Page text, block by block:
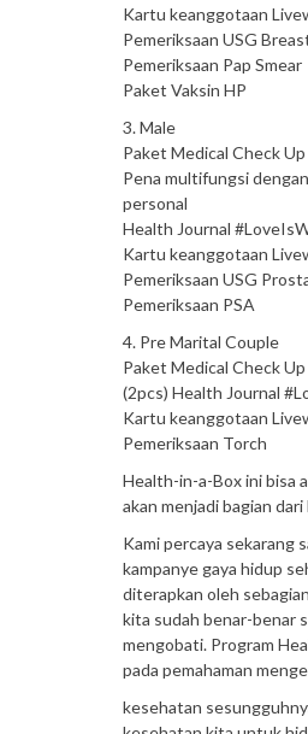
Kartu keanggotaan
Pemeriksaan USG
Pemeriksaan Pap Smear
Paket Vaksin HP
3. Male
Paket Medical Check Up
Pena multifungsi
personal
Health Journal
Kartu keanggotaan
Pemeriksaan USG
Pemeriksaan PSA
4. Pre Marital Couple
Paket Medical Check
(2pcs) Health Journal
Kartu keanggotaan
Pemeriksaan Torch
Health-in-a-Box ini bisa
akan menjadi bagian
Kami percaya sekarang
kampanye gaya hidup
diterapkan oleh
kita sudah benar-benar
mengobati. Program
pada pemahaman
kesehatan